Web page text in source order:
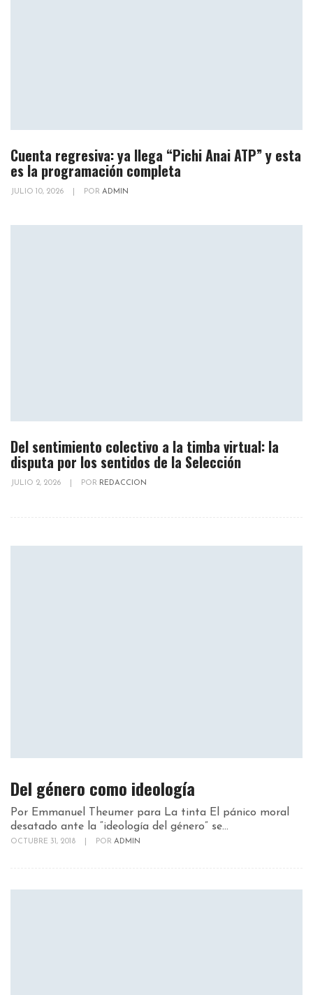
Cuenta regresiva: ya llega “Pichi Anai ATP” y esta
es la programación completa
JULIO 10, 2026 POR ADMIN
Del sentimiento colectivo a la timba virtual: la
disputa por los sentidos de la Selección
JULIO 2, 2026 POR REDACCION
Del género como ideología
Por Emmanuel Theumer para La tinta El pánico moral
desatado ante la “ideología del género” se...
OCTUBRE 31, 2018 POR ADMIN